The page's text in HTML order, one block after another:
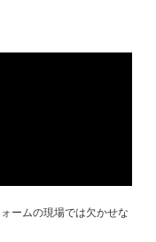
ームの現場では欠かせな